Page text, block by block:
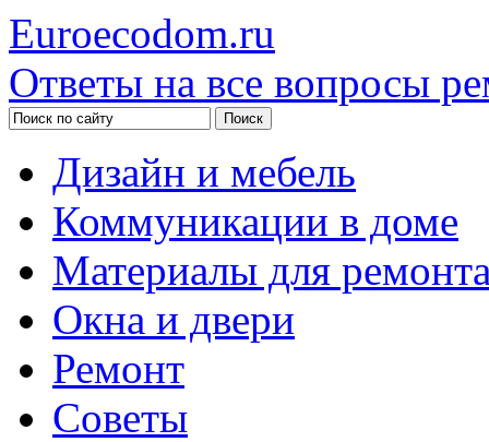
Euroecodom.ru
Ответы на все вопросы
Дизайн и мебель
Коммуникации в доме
Материалы для
Окна и двери
Ремонт
Советы